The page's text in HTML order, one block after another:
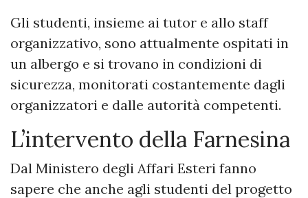
Gli studenti, insieme ai tutor e allo staff
organizzativo, sono attualmente ospitati in
un albergo e si trovano in condizioni di
sicurezza, monitorati costantemente dagli
organizzatori e dalle autorità competenti.
L’intervento della Farnesina
Dal Ministero degli Affari Esteri fanno
sapere che anche agli studenti del progetto